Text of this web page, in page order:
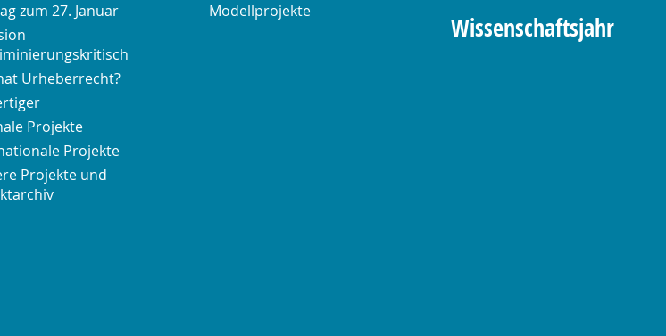
zum 27. Januar
Urheberrecht?
Projekte
Projekte
Projekte und
Modellprojekte
Wissenschaftsjahr